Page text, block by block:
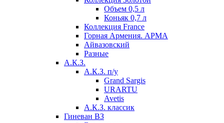
Объем 0,5 л
Коньяк 0,7 л
Коллекция France
Горная Армения. АРМА
Айвазовский
Разные
А.К.З.
А.К.З. п/у
Grand Sargis
URARTU
Avetis
А.К.З. классик
Гиневан ВЗ